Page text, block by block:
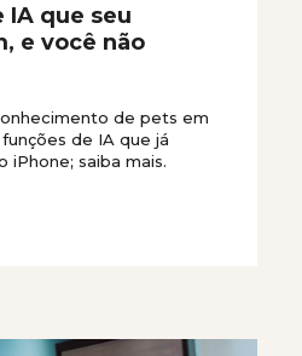
IA que seu
e você não
de pets em
de IA que já
iPhone; saiba mais.